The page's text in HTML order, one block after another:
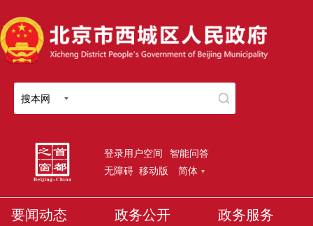
搜本网
登录用户空间 智能问答
无障碍 移动版 简体
要闻动态 政务公开 政务服务